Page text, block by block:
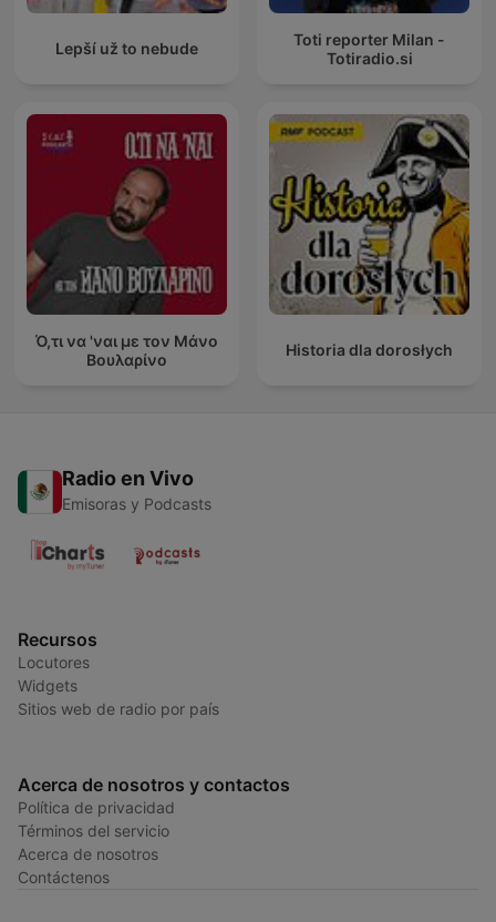
Lepší už to nebude
Toti reporter Milan -
Totiradio.si
Ό,τι να 'ναι με τον Μάνο
Βουλαρίνο
Historia dla dorosłych
Radio en Vivo
Emisoras y Podcasts
Recursos
Locutores
Widgets
Sitios web de radio por país
Acerca de nosotros y contactos
Política de privacidad
Términos del servicio
Acerca de nosotros
Contáctenos